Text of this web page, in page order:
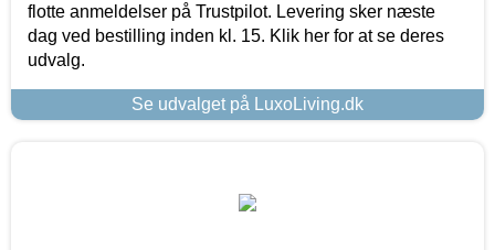
flotte anmeldelser på Trustpilot. Levering sker næste
dag ved bestilling inden kl. 15. Klik her for at se deres
udvalg.
Se udvalget på LuxoLiving.dk